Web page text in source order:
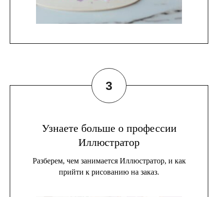
Узнаете больше о профессии
Иллюстратор
Разберем, чем занимается Иллюстратор, и как
прийти к рисованию на заказ.